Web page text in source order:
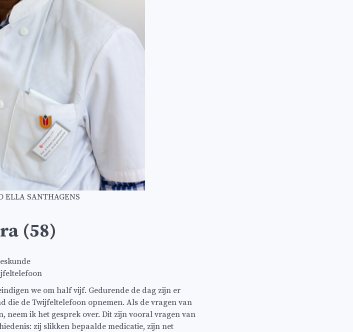
ELLA SANTHAGENS
(58)
we om half vijf. Gedurende de dag zijn er
die de Twijfeltelefoon opnemen. Als de vragen van
neem ik het gesprek over. Dit zijn vooral vragen van
zij slikken bepaalde medicatie, zijn net